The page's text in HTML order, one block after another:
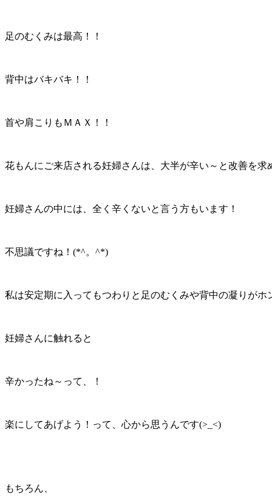
足のむくみは最高！！
背中はバキバキ！！
首や肩こりもＭＡＸ！！
花もんにご来店される妊婦さんは、大半が辛い～と改善を求
妊婦さんの中には、全く辛くないと言う方もいます！
不思議ですね！(*^。^*)
私は安定期に入ってもつわりと足のむくみや背中の凝りがホ
妊婦さんに触れると
辛かったね～って、！
楽にしてあげよう！って、心から思うんです(>_<)
もちろん、